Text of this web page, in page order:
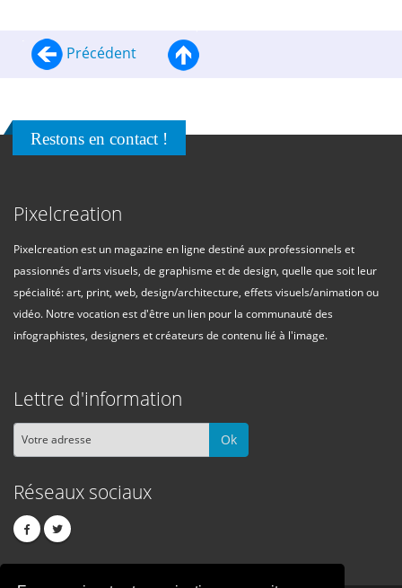
Précédent
Restons en contact !
Pixelcreation
Pixelcreation est un magazine en ligne destiné aux professionnels et
passionnés d'arts visuels, de graphisme et de design, quelle que soit leur
spécialité: art, print, web, design/architecture, effets visuels/animation ou
vidéo. Notre vocation est d'être un lien pour la communauté des
infographistes, designers et créateurs de contenu lié à l'image.
Lettre d'information
Ok
Réseaux sociaux